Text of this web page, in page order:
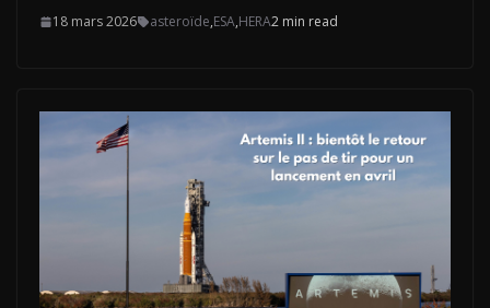
18 mars 2026 asteroïde,ESA,HERA2 min read